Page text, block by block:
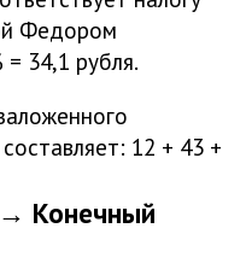
Федором
34,1 рубля.
12 + 43 +
Конечный